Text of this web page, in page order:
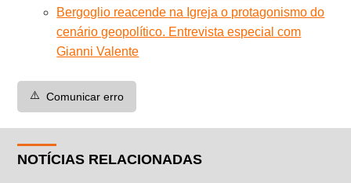
Bergoglio reacende na Igreja o protagonismo do
cenário geopolítico. Entrevista especial com
Gianni Valente
⚠️ Comunicar erro
NOTÍCIAS RELACIONADAS